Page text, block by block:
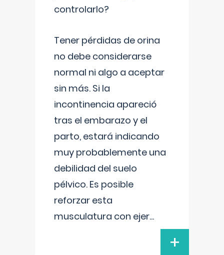
controlarlo?
Tener pérdidas de orina
no debe considerarse
normal ni algo a aceptar
sin más. Si la
incontinencia apareció
tras el embarazo y el
parto, estará indicando
muy probablemente una
debilidad del suelo
pélvico. Es posible
reforzar esta
musculatura con ejer...
+